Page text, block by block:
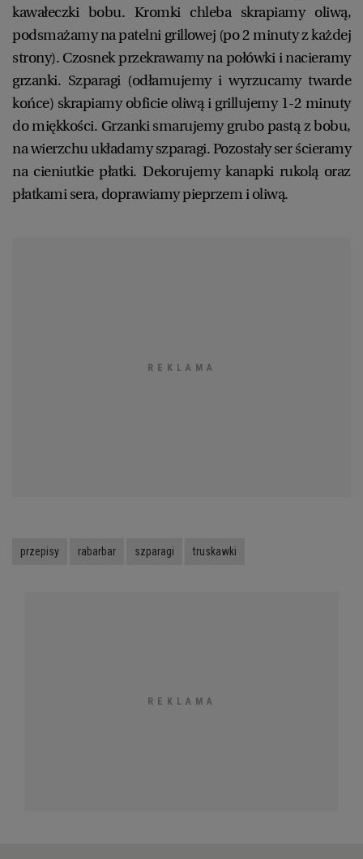
kawałeczki bobu. Kromki chleba skrapiamy oliwą,
podsmażamy na patelni grillowej (po 2 minuty z każdej
strony). Czosnek przekrawamy na połówki i nacieramy
grzanki. Szparagi (odłamujemy i wyrzucamy twarde
końce) skrapiamy obficie oliwą i grillujemy 1-2 minuty
do miękkości. Grzanki smarujemy grubo pastą z bobu,
na wierzchu układamy szparagi. Pozostały ser ścieramy
na cieniutkie płatki. Dekorujemy kanapki rukolą oraz
płatkami sera, doprawiamy pieprzem i oliwą.
przepisy rabarbar szparagi truskawki